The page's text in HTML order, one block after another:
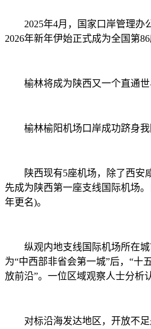
2025年4月，国家口岸管理办公
2026年新年伊始正式成为全国第
榆林将成为陕西又一个直通世
榆林榆阳机场口岸成功跻身我
陕西现有5座机场，除了西安咸
先成为陕西第一座支线国际机场
年更名)。
纵观内地支线国际机场所在城
为“中西部非省会第一城”后，“十
放前沿”。一位区域观察人士分析
对标沿海发达地区，开放不足